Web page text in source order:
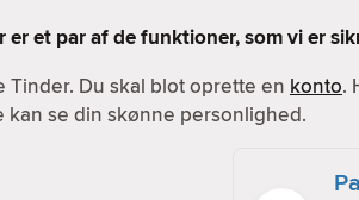
et par af de funktioner, som vi er
Du skal blot oprette en konto.
se din skønne personlighed.